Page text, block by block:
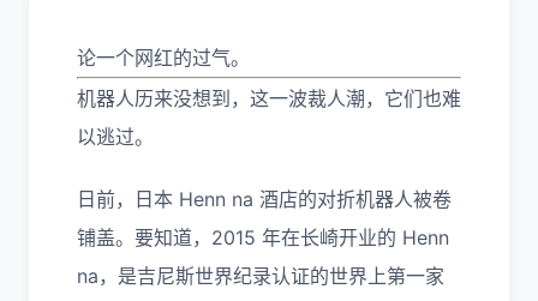
论一个网红的过气。
机器人历来没想到，这一波裁人潮，它们也难
以逃过。
日前，日本 Henn na 酒店的对折机器人被卷
铺盖。要知道，2015 年在长崎开业的 Henn
na，是吉尼斯世界纪录认证的世界上第一家